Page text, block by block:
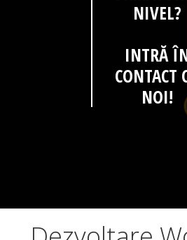
NIVEL?
INTRĂ
CONTACT
NOI!